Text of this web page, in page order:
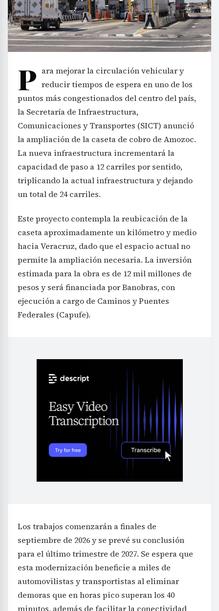
P ara mejorar la circulación vehicular y
reducir tiempos de espera en uno de los
puntos más congestionados del centro del país,
la Secretaría de Infraestructura,
Comunicaciones y Transportes (SICT) anunció
la ampliación de la caseta de cobro de Amozoc.
La nueva infraestructura incrementará la
capacidad de paso a 12 carriles por sentido,
triplicando la actual infraestructura y dejando
un total de 24 carriles.
Este proyecto contempla la reubicación de la
caseta aproximadamente un kilómetro y medio
hacia Veracruz, dado que el espacio actual no
permite la ampliación necesaria. La inversión
estimada para la obra es de 12 mil millones de
pesos y será financiada por Banobras, con
ejecución a cargo de Caminos y Puentes
Federales (Capufe).
Los trabajos comenzarán a finales de
septiembre de 2026 y se prevé su conclusión
para el último trimestre de 2027. Se espera que
esta modernización beneficie a miles de
automovilistas y transportistas al eliminar
demoras que en horas pico superan los 40
minutos, además de facilitar la conectividad